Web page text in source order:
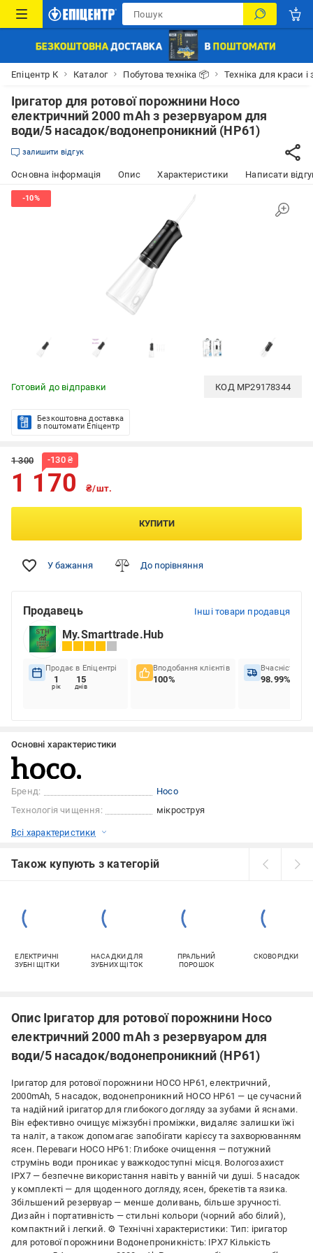
Епіцентр К Каталог Побутова техніка 📦 Техніка для краси і
Іригатор для ротової порожнини Hoco
електричний 2000 mAh з резервуаром для
води/5 насадок/водонепроникний (HP61)
залишити відгук
Основна інформація Опис Характеристики Написати
Готовий до відправки КОД MP29178344
Безкоштовна доставка
в поштомати Епіцентр
1 300 -130₴
1 170 ₴/шт.
КУПИТИ
У бажання До порівняння
Продавець Інші товари продавця
My.Smarttrade.Hub
Продає в Епіцентрі
1
рік
15
днів
Вподобання клієнтів
100%
Вчасність
98.99%
Основні характеристики
Бренд:
Hoco
Технологія чищення:
мікроструя
Всі характеристики
Також купують з категорій
ЕЛЕКТРИЧНІ
ЗУБНІ ЩІТКИ
НАСАДКИ ДЛЯ
ЗУБНИХ ЩІТОК
ПРАЛЬНИЙ
ПОРОШОК
СКОВОРІДКИ
Опис Іригатор для ротової порожнини Hoco
електричний 2000 mAh з резервуаром для
води/5 насадок/водонепроникний (HP61)
Іригатор для ротової порожнини HOCO HP61, електричний,
2000mAh, 5 насадок, водонепроникний HOCO HP61 — це сучасний
та надійний іригатор для глибокого догляду за зубами й яснами.
Він ефективно очищує міжзубні проміжки, видаляє залишки їжі
та наліт, а також допомагає запобігати карієсу та захворюванням
ясен. Переваги HOCO HP61: Глибоке очищення — потужний
струмінь води проникає у важкодоступні місця. Вологозахист
IPX7 — безпечне використання навіть у ванній чи душі. 5 насадок
у комплекті — для щоденного догляду, ясен, брекетів та язика.
Збільшений резервуар — менше доливань, більше зручності.
Дизайн і портативність — стильні кольори (чорний або білий),
компактний і легкий. ⚙️ Технічні характеристики: Тип: іригатор
для ротової порожнини Водонепроникність: IPX7 Кількість